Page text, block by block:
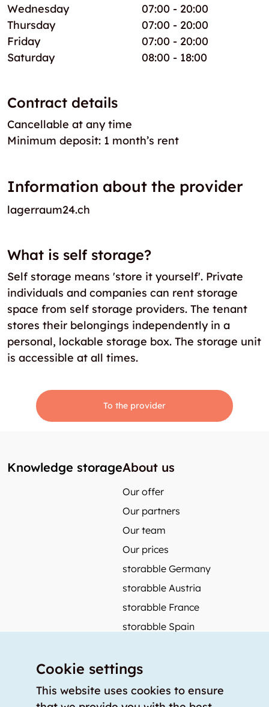
Wednesday
07:00 - 20:00
Thursday
07:00 - 20:00
Friday
07:00 - 20:00
Saturday
08:00 - 18:00
Contract details
Cancellable at any time
Minimum deposit: 1 month’s rent
Information about the provider
lagerraum24.ch
What is self storage?
Self storage means 'store it yourself'. Private
individuals and companies can rent storage
space from self storage providers. The tenant
stores their belongings independently in a
personal, lockable storage box. The storage unit
is accessible at all times.
To the provider
Knowledge storageAbout us
Our offer
Our partners
Our team
Our prices
storabble Germany
storabble Austria
storabble France
storabble Spain
Press coverage
Cookie settings
This website uses cookies to ensure